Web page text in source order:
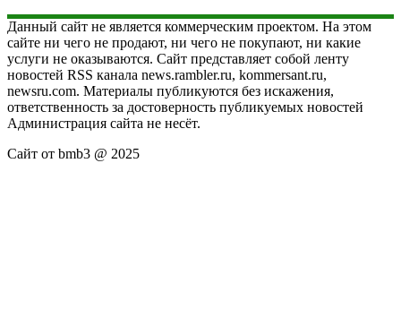
Данный сайт не является коммерческим проектом. На этом
сайте ни чего не продают, ни чего не покупают, ни какие
услуги не оказываются. Сайт представляет собой ленту
новостей RSS канала news.rambler.ru, kommersant.ru,
newsru.com. Материалы публикуются без искажения,
ответственность за достоверность публикуемых новостей
Администрация сайта не несёт.
Сайт от bmb3 @ 2025